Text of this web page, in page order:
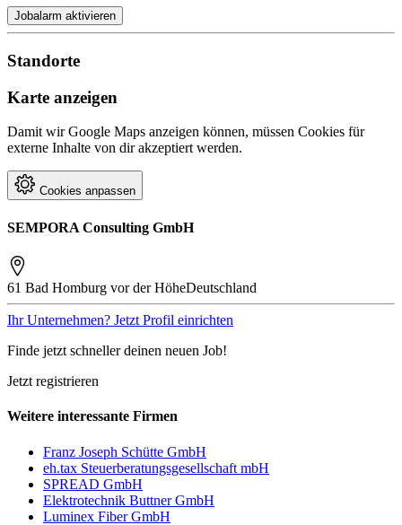
Jobalarm aktivieren
Standorte
Karte anzeigen
Damit wir Google Maps anzeigen können, müssen Cookies für
externe Inhalte von dir akzeptiert werden.
Cookies anpassen
SEMPORA Consulting GmbH
61 Bad Homburg vor der HöheDeutschland
Ihr Unternehmen? Jetzt Profil einrichten
Finde jetzt schneller deinen neuen Job!
Jetzt registrieren
Weitere interessante Firmen
Franz Joseph Schütte GmbH
eh.tax Steuerberatungsgesellschaft mbH
SPREAD GmbH
Elektrotechnik Buttner GmbH
Luminex Fiber GmbH